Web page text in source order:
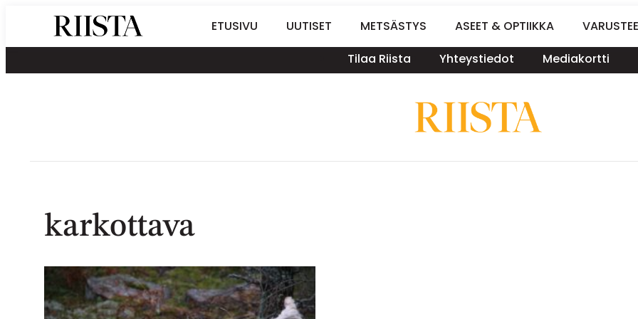
sisältöön
Riistalehti.fi
Metsästyksen
erikoislehti
ETUSIVU UUTISET METSÄSTYS ASEET & OPTIIKKA
Tilaa Riista
Yhteystiedot Mediakortti
karkottava